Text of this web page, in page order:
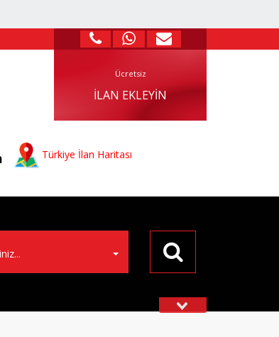
Ücretsiz
İLAN EKLEYIN
Türkiye İlan Haritası